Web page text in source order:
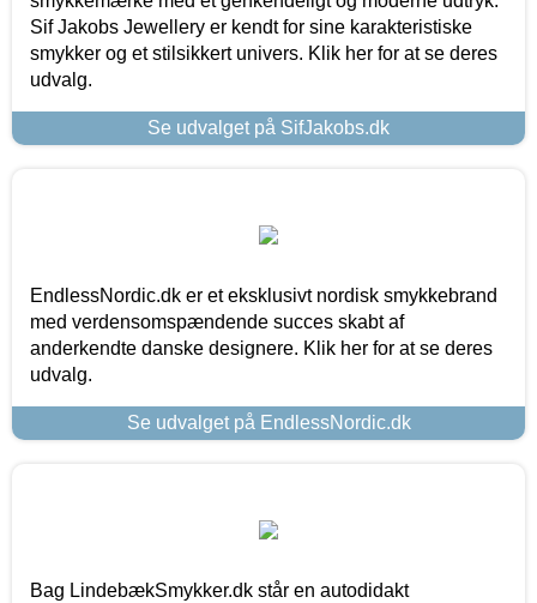
Sif Jakobs Jewellery er kendt for sine karakteristiske
smykker og et stilsikkert univers. Klik her for at se deres
udvalg.
Se udvalget på SifJakobs.dk
EndlessNordic.dk er et eksklusivt nordisk smykkebrand
med verdensomspændende succes skabt af
anderkendte danske designere. Klik her for at se deres
udvalg.
Se udvalget på EndlessNordic.dk
Bag LindebækSmykker.dk står en autodidakt